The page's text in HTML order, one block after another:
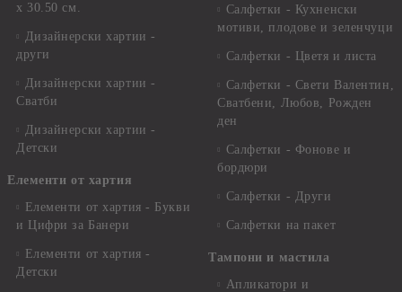
x 30.50 см.
Дизайнерски хартии -
други
Дизайнерски хартии -
Сватби
Дизайнерски хартии -
Детски
Елементи от хартия
Елементи от хартия - Букви
и Цифри за Банери
Елементи от хартия -
Детски
Салфетки - Кухненски
мотиви, плодове и зеленчуци
Салфетки - Цветя и листа
Салфетки - Свети Валентин,
Сватбени, Любов, Рожден
ден
Салфетки - Фонове и
бордюри
Салфетки - Други
Салфетки на пакет
Тампони и мастила
Апликатори и